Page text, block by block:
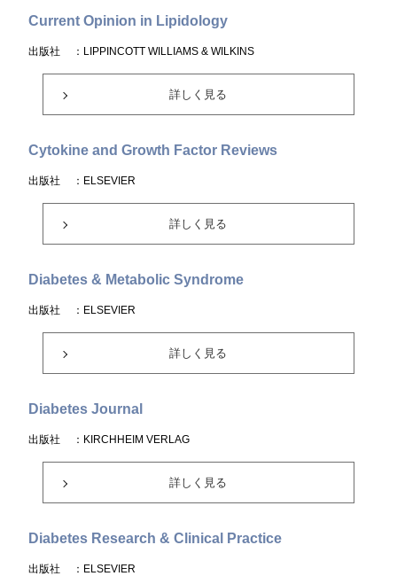
Current Opinion in Lipidology
出版社 ：LIPPINCOTT WILLIAMS & WILKINS
詳しく見る
Cytokine and Growth Factor Reviews
出版社 ：ELSEVIER
詳しく見る
Diabetes & Metabolic Syndrome
出版社 ：ELSEVIER
詳しく見る
Diabetes Journal
出版社 ：KIRCHHEIM VERLAG
詳しく見る
Diabetes Research & Clinical Practice
出版社 ：ELSEVIER